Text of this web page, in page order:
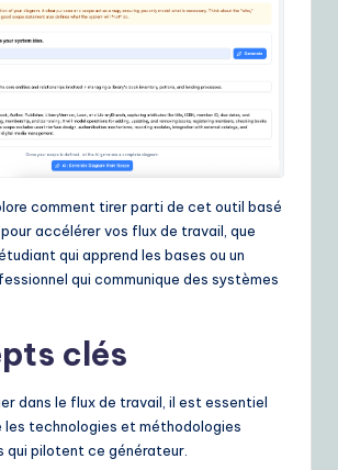
comment tirer parti de cet outil basé
accélérer vos flux de travail, que
qui apprend les bases ou un
qui communique des systèmes
clés
dans le flux de travail, il est essentiel
les technologies et méthodologies
qui pilotent ce générateur.